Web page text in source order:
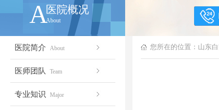
A医院概况
About
医院简介 About
医师团队 Team
专业知识 Major
您所在的位置： 山东